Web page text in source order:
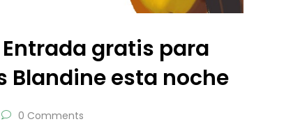
gratis para
Blandine esta noche
0 Comments